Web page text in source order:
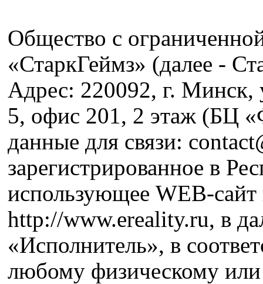
Общество с
«СтаркГеймз» (далее -
Адрес: 220092, г.
5, офис 201, 2 этаж (БЦ
данные для связи:
зарегистрированное в
использующее WEB-сайт
http://www.ereality.ru, в
«Исполнитель», в
любому физическому